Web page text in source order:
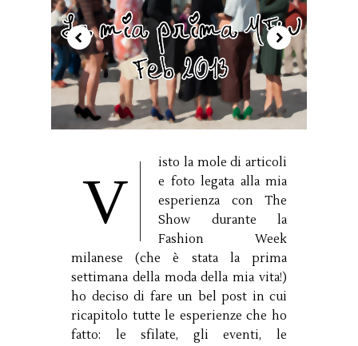
V
isto la mole di articoli
e foto legata alla mia
esperienza con The
Show durante la
Fashion Week
milanese (che è stata la prima
settimana della moda della mia vita!)
ho deciso di fare un bel post in cui
ricapitolo tutte le esperienze che ho
fatto: le sfilate, gli eventi, le